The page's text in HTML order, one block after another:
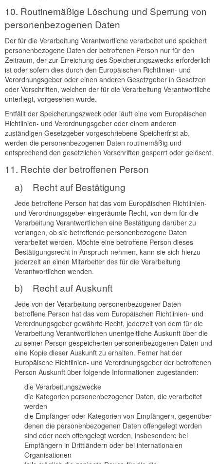
10. Routinemäßige Löschung und Sperrung von
personenbezogenen Daten
Der für die Verarbeitung Verantwortliche verarbeitet und speichert
personenbezogene Daten der betroffenen Person nur für den
Zeitraum, der zur Erreichung des Speicherungszwecks erforderlich
ist oder sofern dies durch den Europäischen Richtlinien- und
Verordnungsgeber oder einen anderen Gesetzgeber in Gesetzen
oder Vorschriften, welchen der für die Verarbeitung Verantwortliche
unterliegt, vorgesehen wurde.
Entfällt der Speicherungszweck oder läuft eine vom Europäischen
Richtlinien- und Verordnungsgeber oder einem anderen
zuständigen Gesetzgeber vorgeschriebene Speicherfrist ab,
werden die personenbezogenen Daten routinemäßig und
entsprechend den gesetzlichen Vorschriften gesperrt oder gelöscht.
11. Rechte der betroffenen Person
a) Recht auf Bestätigung
Jede betroffene Person hat das vom Europäischen Richtlinien-
und Verordnungsgeber eingeräumte Recht, von dem für die
Verarbeitung Verantwortlichen eine Bestätigung darüber zu
verlangen, ob sie betreffende personenbezogene Daten
verarbeitet werden. Möchte eine betroffene Person dieses
Bestätigungsrecht in Anspruch nehmen, kann sie sich hierzu
jederzeit an einen Mitarbeiter des für die Verarbeitung
Verantwortlichen wenden.
b) Recht auf Auskunft
Jede von der Verarbeitung personenbezogener Daten
betroffene Person hat das vom Europäischen Richtlinien- und
Verordnungsgeber gewährte Recht, jederzeit von dem für die
Verarbeitung Verantwortlichen unentgeltliche Auskunft über die
zu seiner Person gespeicherten personenbezogenen Daten und
eine Kopie dieser Auskunft zu erhalten. Ferner hat der
Europäische Richtlinien- und Verordnungsgeber der betroffenen
Person Auskunft über folgende Informationen zugestanden:
die Verarbeitungszwecke
die Kategorien personenbezogener Daten, die verarbeitet
werden
die Empfänger oder Kategorien von Empfängern, gegenüber
denen die personenbezogenen Daten offengelegt worden
sind oder noch offengelegt werden, insbesondere bei
Empfängern in Drittländern oder bei internationalen
Organisationen